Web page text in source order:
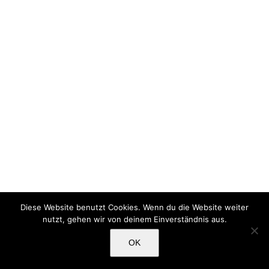
Diese Website benutzt Cookies. Wenn du die Website weiter
nutzt, gehen wir von deinem Einverständnis aus.
OK